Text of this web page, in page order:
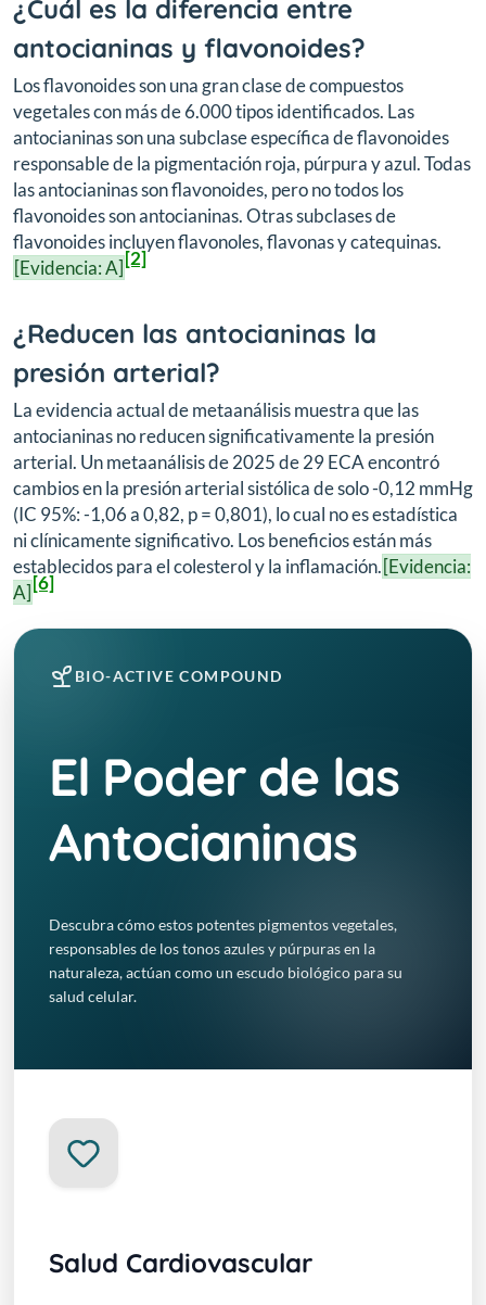
¿Cuál es la diferencia entre
antocianinas y flavonoides?
Los flavonoides son una gran clase de compuestos
vegetales con más de 6.000 tipos identificados. Las
antocianinas son una subclase específica de flavonoides
responsable de la pigmentación roja, púrpura y azul. Todas
las antocianinas son flavonoides, pero no todos los
flavonoides son antocianinas. Otras subclases de
flavonoides incluyen flavonoles, flavonas y catequinas.
[Evidencia: A][2]
¿Reducen las antocianinas la
presión arterial?
La evidencia actual de metaanálisis muestra que las
antocianinas no reducen significativamente la presión
arterial. Un metaanálisis de 2025 de 29 ECA encontró
cambios en la presión arterial sistólica de solo -0,12 mmHg
(IC 95%: -1,06 a 0,82, p = 0,801), lo cual no es estadística
ni clínicamente significativo. Los beneficios están más
establecidos para el colesterol y la inflamación.[Evidencia:
A][6]
BIO-ACTIVE COMPOUND
El Poder de las
Antocianinas
Descubra cómo estos potentes pigmentos vegetales,
responsables de los tonos azules y púrpuras en la
naturaleza, actúan como un escudo biológico para su
salud celular.
Salud Cardiovascular